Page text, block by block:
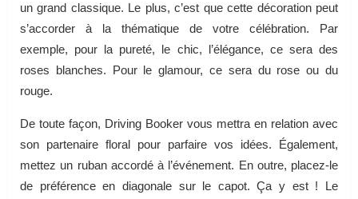
un grand classique. Le plus, c’est que cette décoration peut
s’accorder à la thématique de votre célébration. Par
exemple, pour la pureté, le chic, l’élégance, ce sera des
roses blanches. Pour le glamour, ce sera du rose ou du
rouge.
De toute façon, Driving Booker vous mettra en relation avec
son partenaire floral pour parfaire vos idées. Également,
mettez un ruban accordé à l’événement. En outre, placez-le
de préférence en diagonale sur le capot. Ça y est ! Le